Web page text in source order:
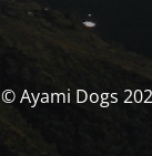
© Ayami Dogs